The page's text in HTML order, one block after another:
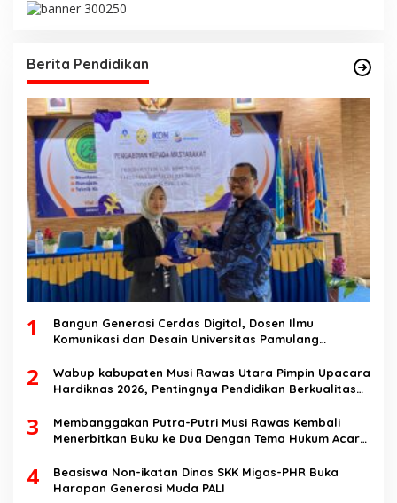
Berita Pendidikan
1
Bangun Generasi Cerdas Digital, Dosen Ilmu
Komunikasi dan Desain Universitas Pamulang
Speech di SMK Ikhlas Jawilan
2
Wabup kabupaten Musi Rawas Utara Pimpin Upacara
Hardiknas 2026, Pentingnya Pendidikan Berkualitas
3
Membanggakan Putra-Putri Musi Rawas Kembali
Menerbitkan Buku ke Dua Dengan Tema Hukum Acara
4
Beasiswa Non-ikatan Dinas SKK Migas-PHR Buka
Harapan Generasi Muda PALI